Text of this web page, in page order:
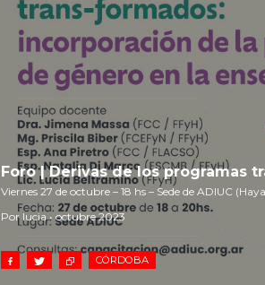
Foro | Derivas de los programas
Viernes 27 de octubre – 18 hs – Sede de ADIUC
Por lucia • octubre 2023
CÓRDOBA